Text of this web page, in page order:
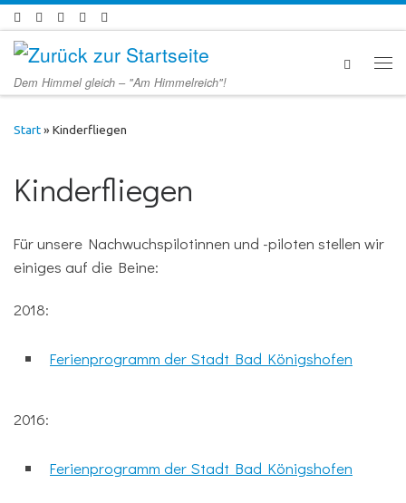
Zum Inhalt springen
Dem Himmel gleich – "Am Himmelreich"!
Start » Kinderfliegen
Kinderfliegen
Für unsere Nachwuchspilotinnen und -piloten stellen wir
einiges auf die Beine:
2018:
Ferienprogramm der Stadt Bad Königshofen
2016:
Ferienprogramm der Stadt Bad Königshofen